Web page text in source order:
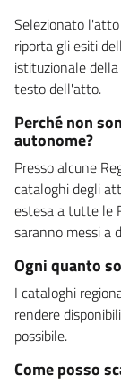
Selezionato
riporta gli esiti
istituzionale
testo dell'atto.
Perché non
autonome?
Presso alcune
cataloghi degli
estesa a tutte le
saranno messi a
Ogni quanto
I cataloghi
rendere
possibile.
Come posso